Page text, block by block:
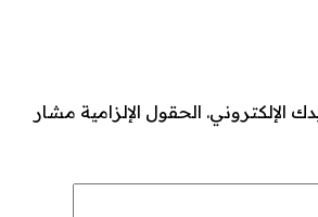
الإلكتروني. الحقول الإلزامية مشار